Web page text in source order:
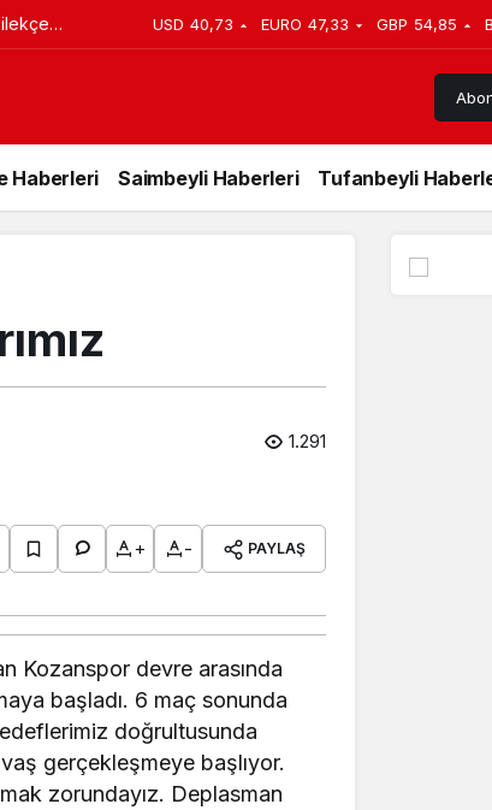
Kimileri USD 40,73 EURO 47,33 GBP 54,85
Haberleri Saimbeyli Haberleri Tufanbeyli
1.291
+ - PAYLAŞ
Kozanspor devre arasında
başladı. 6 maç sonunda
doğrultusunda
gerçekleşmeye başlıyor.
zorundayız. Deplasman